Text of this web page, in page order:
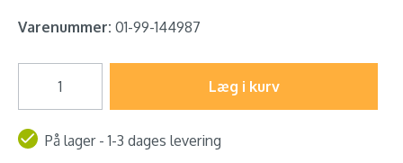
Varenummer: 01-99-144987
Læg i kurv
På lager - 1-3 dages levering